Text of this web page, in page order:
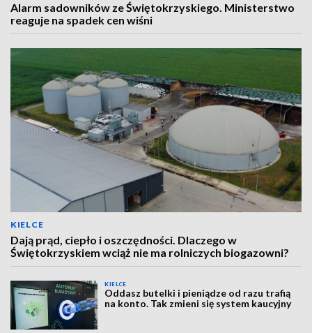
Alarm sadowników ze Świętokrzyskiego. Ministerstwo
reaguje na spadek cen wiśni
KIELCE
Dają prąd, ciepło i oszczędności. Dlaczego w
Świętokrzyskiem wciąż nie ma rolniczych biogazowni?
KIELCE
Oddasz butelki i pieniądze od razu trafią
na konto. Tak zmieni się system kaucyjny